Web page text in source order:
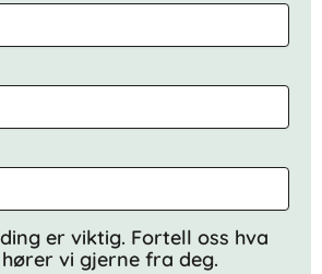
er viktig. Fortell oss hva
vi gjerne fra deg.